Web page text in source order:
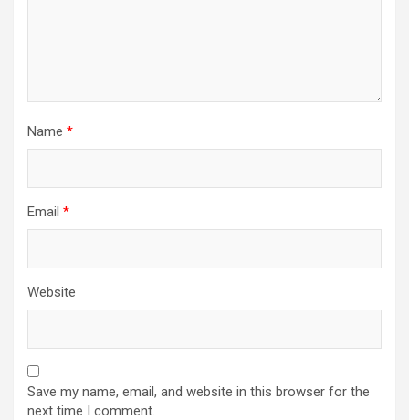
Name *
Email *
Website
Save my name, email, and website in this browser for the
next time I comment.